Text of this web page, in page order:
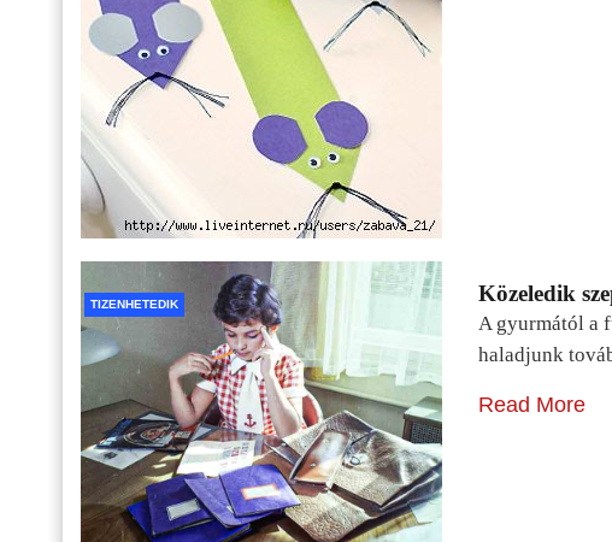
TIZENHETEDIK Közeledik
A gyurmától a
haladjunk
Read More